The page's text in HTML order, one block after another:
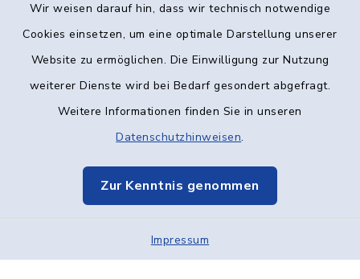
Wir weisen darauf hin, dass wir technisch notwendige
Cookies einsetzen, um eine optimale Darstellung unserer
Website zu ermöglichen. Die Einwilligung zur Nutzung
weiterer Dienste wird bei Bedarf gesondert abgefragt.
Weitere Informationen finden Sie in unseren
Datenschutzhinweisen.
Zur Kenntnis genommen
Impressum
Kontakt
Datenschutz
Elektronische Kommunikation
Sitemap